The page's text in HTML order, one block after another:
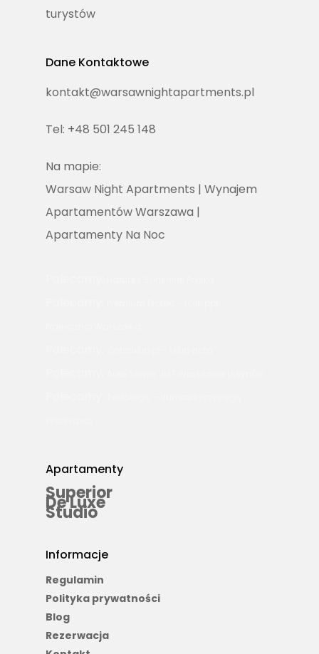
turystów
Dane Kontaktowe
kontakt@warsawnightapartments.pl
Tel: +48 501 245 148
Na mapie:
Warsaw Night Apartments | Wynajem
Apartamentów Warszawa |
Apartamenty Na Noc
Apartamenty
Superior
De Luxe
Studio
Informacje
Regulamin
Polityka prywatności
Blog
Rezerwacja